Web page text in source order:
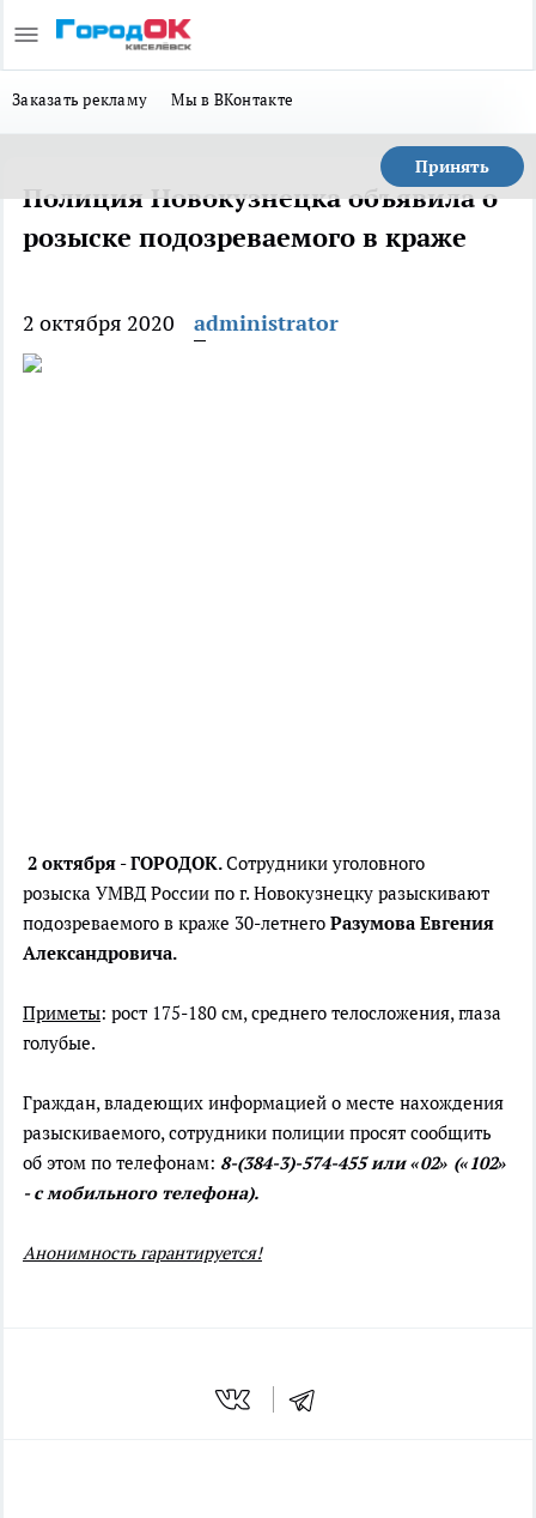
Заказать рекламу Мы в ВКонтакте
Принять
Полиция Новокузнецка объявила о
розыске подозреваемого в краже
2 октября 2020 administrator
2 октября - ГОРОДОК.Сотрудники уголовного
розыска УМВД России по г. Новокузнецку разыскивают
подозреваемого в краже 30-летнего Разумова Евгения
Александровича.
Приметы: рост 175-180 см, среднего телосложения, глаза
голубые.
Граждан, владеющих информацией о месте нахождения
разыскиваемого, сотрудники полиции просят сообщить
об этом по телефонам: 8-(384-3)-574-455 или «02» («102»
- с мобильного телефона).
Анонимность гарантируется!